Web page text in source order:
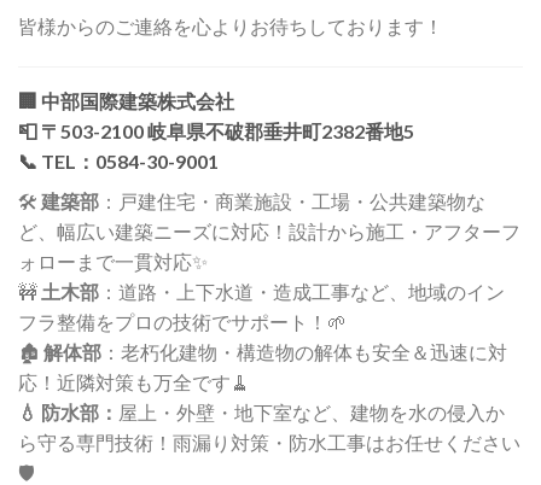
皆様からのご連絡を心よりお待ちしております！
🏢 中部国際建築株式会社
📮 〒503-2100 岐阜県不破郡垂井町2382番地5
📞 TEL：0584-30-9001
🛠️ 建築部 ：戸建住宅・商業施設・工場・公共建築物な
ど、幅広い建築ニーズに対応！設計から施工・アフターフ
ォローまで一貫対応✨
🚧 土木部 ：道路・上下水道・造成工事など、地域のイン
フラ整備をプロの技術でサポート！🌱
🏚️ 解体部 ：老朽化建物・構造物の解体も安全＆迅速に対
応！近隣対策も万全です🧹
💧 防水部： 屋上・外壁・地下室など、建物を水の侵入か
ら守る専門技術！雨漏り対策・防水工事はお任せください
🛡️